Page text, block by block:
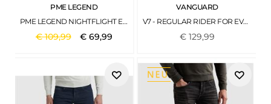
PME LEGEND
PME LEGEND NIGHTFLIGHT EARTH BLUE JEANS
€109,99 € 69,99
VANGUARD
V7 - REGULAR RIDER FOR EVER BLACK
€ 129,99